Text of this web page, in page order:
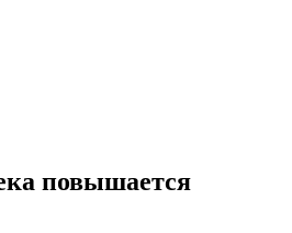
повышается